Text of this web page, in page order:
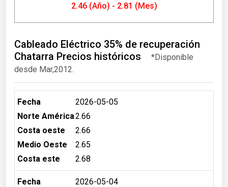
2.46 (Año) - 2.81 (Mes)
Cableado Eléctrico 35% de recuperación
Chatarra Precios históricos
*Disponible
desde Mar,2012.
Fecha
2026-05-05
Norte América2.66
Costa oeste
2.66
Medio Oeste
2.65
Costa este
2.68
Fecha
2026-05-04